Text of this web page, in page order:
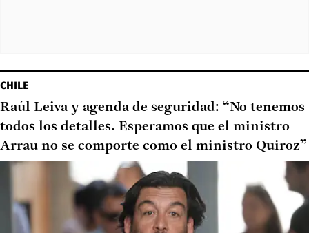
CHILE
Raúl Leiva y agenda de seguridad: “No tenemos
todos los detalles. Esperamos que el ministro
Arrau no se comporte como el ministro Quiroz”